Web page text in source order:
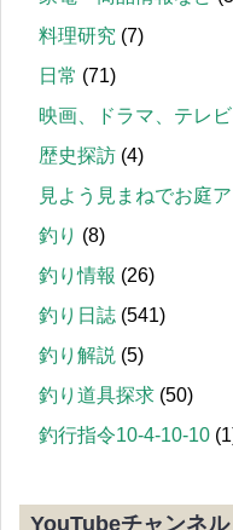
料理研究 (7)
日常 (71)
映画、ドラマ、テレビ
歴史探訪 (4)
見よう見まねでお庭
釣り (8)
釣り情報 (26)
釣り日誌 (541)
釣り解説 (5)
釣り道具探求 (50)
釣行指令10-4-10-10
YouTubeチャンネル